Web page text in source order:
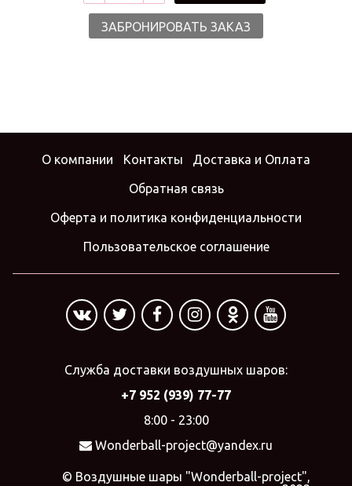
ЗАБРОНИРОВАТЬ ЗАКАЗ
О компании Контакты Доставка и Оплата
Обратная связь
Оферта и политика конфиденциальности
Пользовательское соглашение
Служба доставки воздушных шаров:
+7 952 (939) 77-77
8:00 - 23:00
Wonderball-project@yandex.ru
© Воздушные шары "Wonderball-project",